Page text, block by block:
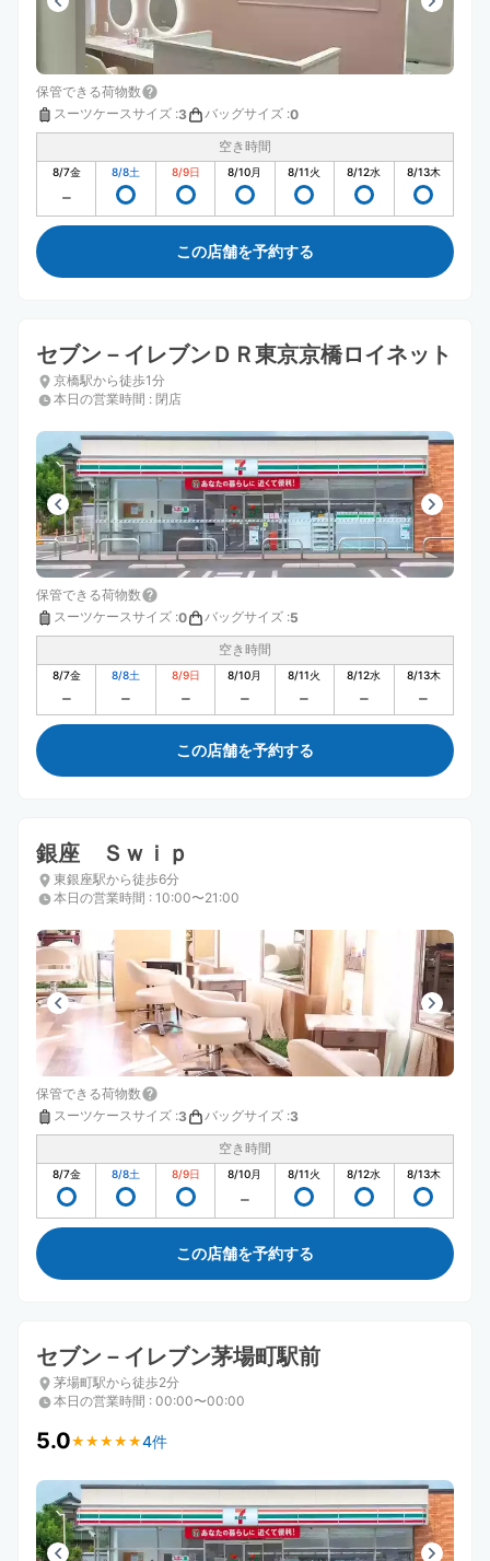
保管できる荷物数
スーツケースサイズ :3 バッグサイズ :0
空き時間
8/7金 8/8土 8/9日 8/10月 8/11火 8/12水 8/13木
この店舗を予約する
セブン－イレブンＤＲ東京京橋ロイネット
京橋駅から徒歩1分
本日の営業時間 : 閉店
保管できる荷物数
スーツケースサイズ :0 バッグサイズ :5
空き時間
8/7金 8/8土 8/9日 8/10月 8/11火 8/12水 8/13木
この店舗を予約する
銀座 Ｓｗｉｐ
東銀座駅から徒歩6分
本日の営業時間 : 10:00〜21:00
保管できる荷物数
スーツケースサイズ :3 バッグサイズ :3
空き時間
8/7金 8/8土 8/9日 8/10月 8/11火 8/12水 8/13木
この店舗を予約する
セブン－イレブン茅場町駅前
茅場町駅から徒歩2分
本日の営業時間 : 00:00〜00:00
5.0★ ★ ★ ★ ★
★ ★ ★ ★ ★4件